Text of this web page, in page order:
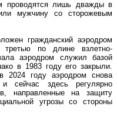
проводятся лишь дважды в
мужчину со сторожевым
гражданский аэродром
третью по длине взлетно-
аэродром служил базой
в 1983 году его закрыли.
2024 году аэродром снова
и сейчас здесь регулярно
направленные на защиту
угрозы со стороны